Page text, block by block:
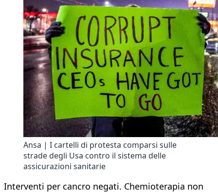
Ansa | I cartelli di protesta comparsi sulle
strade degli Usa contro il sistema delle
assicurazioni sanitarie
Interventi per cancro negati. Chemioterapia non